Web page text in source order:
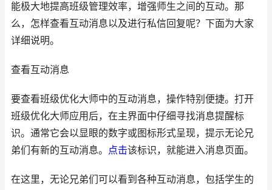
能极大地提高班级管理效率，增强师生之间的互动。那
么，怎样查看互动消息以及进行私信回复呢？下面为大家
详细说明。
查看互动消息
要查看班级优化大师中的互动消息，操作特别便捷。打开
班级优化大师应用后，在主界面中仔细寻找消息提醒标
识。通常它会以显眼的数字或图标形式呈现，提示无论兄
弟们有新的互动消息。
点击该标识，就能进入消息页面。
在这里，无论兄弟们可以看到各种互动消息，包括学生的